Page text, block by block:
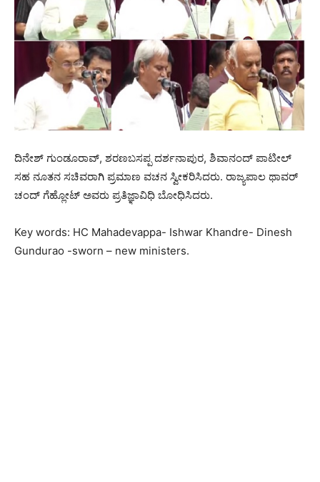
ದಿನೇಶ್ ಗುಂಡೂರಾವ್, ಶರಣಬಸಪ್ಪ ದರ್ಶನಾಪುರ, ಶಿವಾನಂದ್ ಪಾಟೀಲ್
ಸಹ ನೂತನ ಸಚಿವರಾಗಿ ಪ್ರಮಾಣ ವಚನ ಸ್ವೀಕರಿಸಿದರು. ರಾಜ್ಯಪಾಲ ಥಾವರ್​
ಚಂದ್​​ ಗೆಹ್ಲೋಟ್ ಅವರು ಪ್ರತಿಜ್ಞಾವಿಧಿ ಬೋಧಿಸಿದರು.
Key words: HC Mahadevappa- Ishwar Khandre- Dinesh
Gundurao -sworn – new ministers.